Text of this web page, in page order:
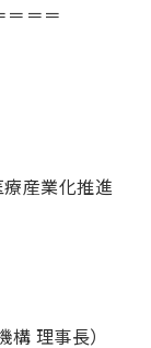
＝＝＝
産業化推進
理事長）